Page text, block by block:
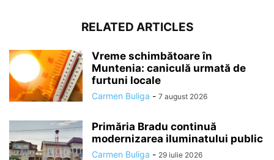
RELATED ARTICLES
Vreme schimbătoare în
Muntenia: caniculă urmată de
furtuni locale
Carmen Buliga - 7 august 2026
Primăria Bradu continuă
modernizarea iluminatului public
Carmen Buliga - 29 iulie 2026